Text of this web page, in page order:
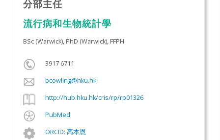
分部主任
流行病和生物統計學
BSc (Warwick), PhD (Warwick), FFPH
3917 6711
bcowling@hku.hk
http://hub.hku.hk/cris/rp/rp01326
PubMed
ORCID: 高本恩